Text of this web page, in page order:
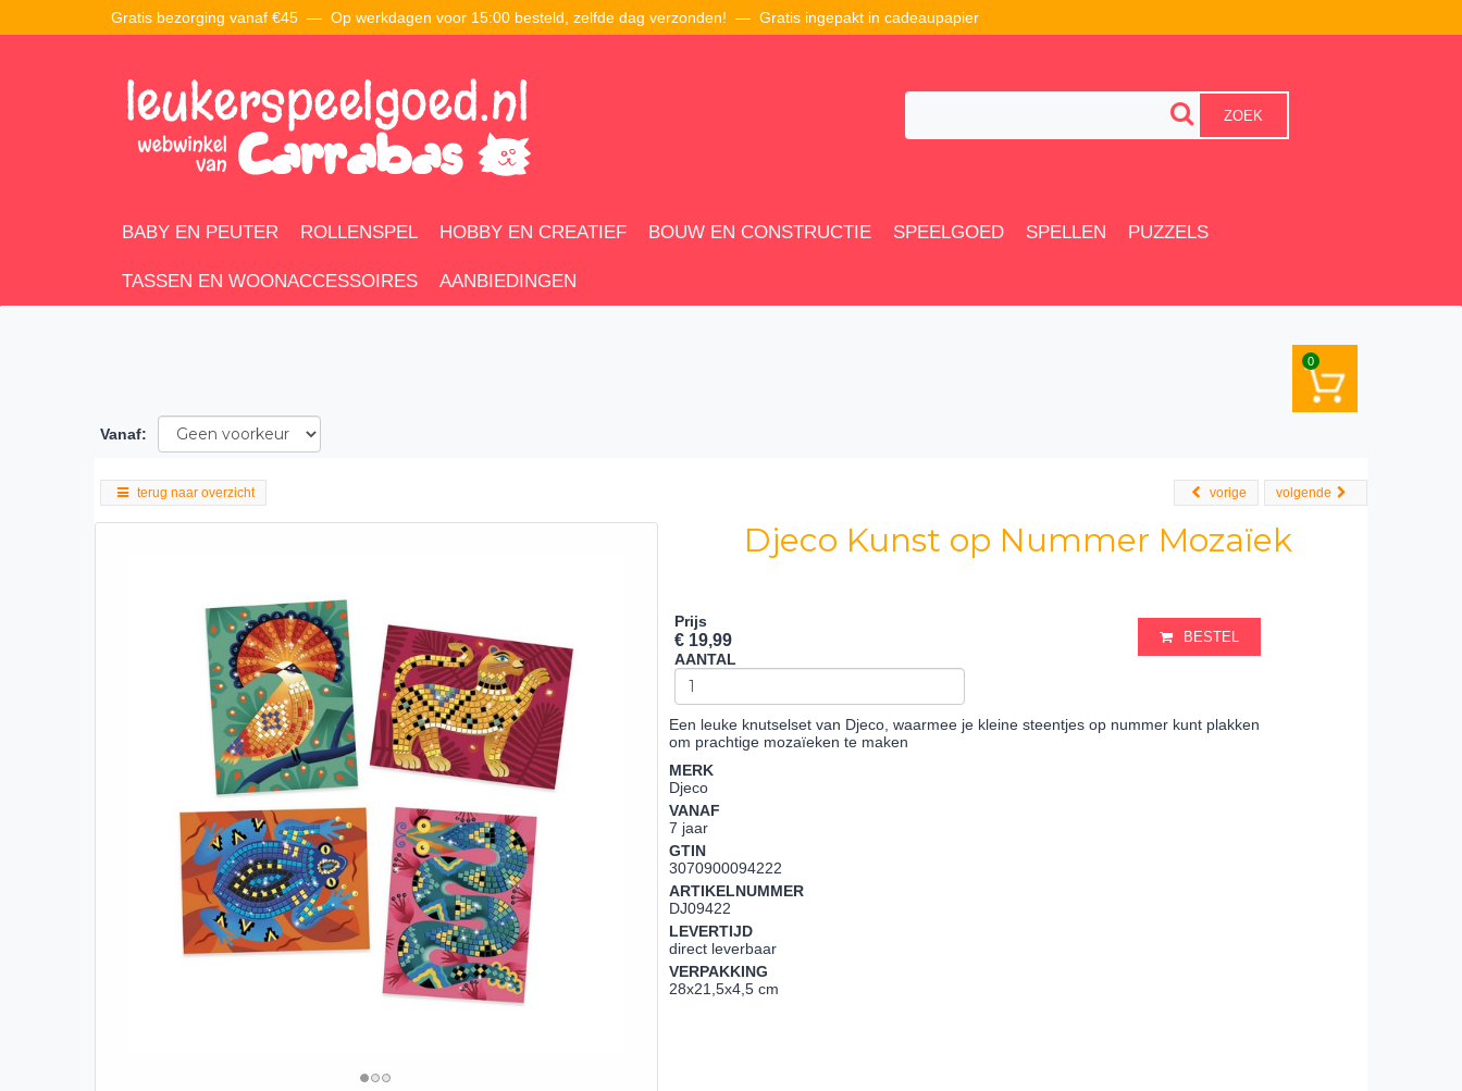
Gratis bezorging vanaf €45 — Op werkdagen voor 15:00 besteld, zelfde dag verzonden! — Gratis ingepakt in cadeaupapier
ZOEK
BABY EN PEUTER ROLLENSPEL HOBBY EN CREATIEF BOUW EN CONSTRUCTIE SPEELGOED SPELLEN PUZZELS
TASSEN EN WOONACCESSOIRES AANBIEDINGEN
0
Vanaf:
terug naar overzicht volgende
vorige
Djeco Kunst op Nummer Mozaïek
Prijs
€ 19,99
AANTAL
BESTEL
Een leuke knutselset van Djeco, waarmee je kleine steentjes op nummer kunt plakken
om prachtige mozaïeken te maken
MERK
Djeco
VANAF
7 jaar
GTIN
3070900094222
ARTIKELNUMMER
DJ09422
LEVERTIJD
direct leverbaar
VERPAKKING
28x21,5x4,5 cm